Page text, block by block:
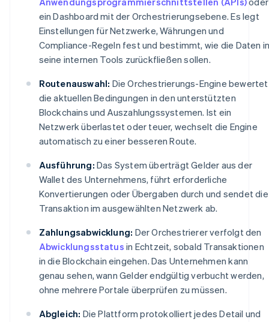
ein Dashboard mit der Orchestrierungsebene. Es legt
Einstellungen für Netzwerke, Währungen und
Compliance-Regeln fest und bestimmt, wie die Daten
seine internen Tools zurückfließen sollen.
Routenauswahl: Die Orchestrierungs-Engine bewertet
die aktuellen Bedingungen in den unterstützten
Blockchains und Auszahlungssystemen. Ist ein
Netzwerk überlastet oder teuer, wechselt die Engine
automatisch zu einer besseren Route.
Ausführung: Das System überträgt Gelder aus der
Wallet des Unternehmens, führt erforderliche
Konvertierungen oder Übergaben durch und sendet die
Transaktion im ausgewählten Netzwerk ab.
Zahlungsabwicklung: Der Orchestrierer verfolgt den
Abwicklungsstatus in Echtzeit, sobald Transaktionen
in die Blockchain eingehen. Das Unternehmen kann
genau sehen, wann Gelder endgültig verbucht werden,
ohne mehrere Portale überprüfen zu müssen.
Abgleich: Die Plattform protokolliert jedes Detail und